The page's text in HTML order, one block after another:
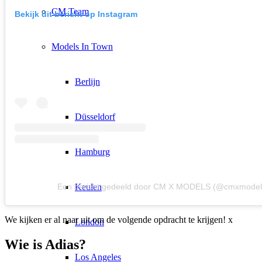
CM Team
Models In Town
Berlijn
Düsseldorf
Hamburg
Keulen
London
Los Angeles
Bekijk dit bericht op Instagram
Een bericht gedeeld door CM X MODELS
We kijken er al naar uit om de volgende opdracht te krijgen! x
Wie is Adias?